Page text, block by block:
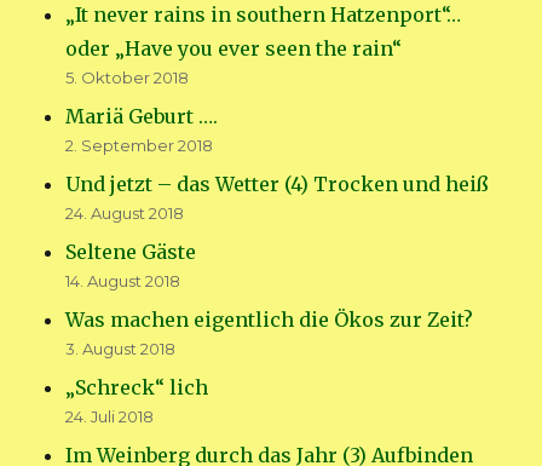
„It never rains in southern Hatzenport“…
oder „Have you ever seen the rain“
5. Oktober 2018
Mariä Geburt ….
2. September 2018
Und jetzt – das Wetter (4) Trocken und heiß
24. August 2018
Seltene Gäste
14. August 2018
Was machen eigentlich die Ökos zur Zeit?
3. August 2018
„Schreck“ lich
24. Juli 2018
Im Weinberg durch das Jahr (3) Aufbinden